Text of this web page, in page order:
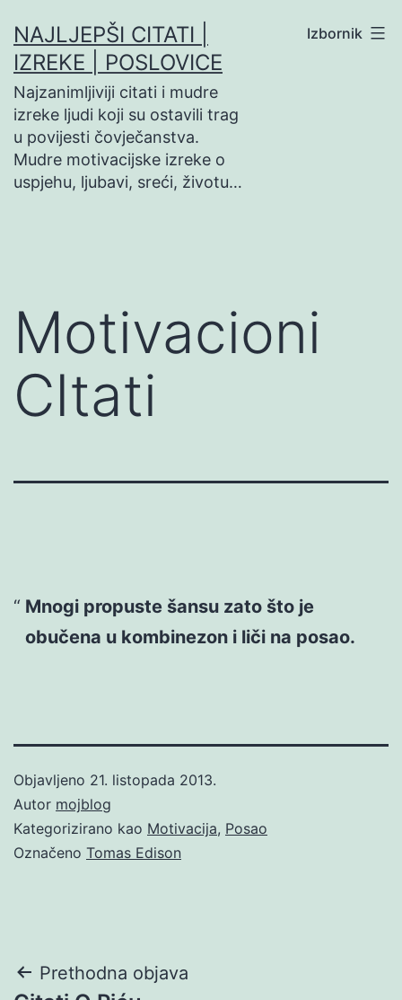
na
sadržaj
NAJLJEPŠI CITATI |
IZREKE | POSLOVICE
Najzanimljiviji citati i mudre
izreke ljudi koji su ostavili trag
u povijesti čovječanstva.
Mudre motivacijske izreke o
uspjehu, ljubavi, sreći, životu…
Izbornik
Motivacioni
CItati
Mnogi propuste šansu zato što je
obučena u kombinezon i liči na posao.
Objavljeno 21. listopada 2013.
Autor mojblog
Kategorizirano kao Motivacija, Posao
Označeno Tomas Edison
Navigacija
Prethodna objava